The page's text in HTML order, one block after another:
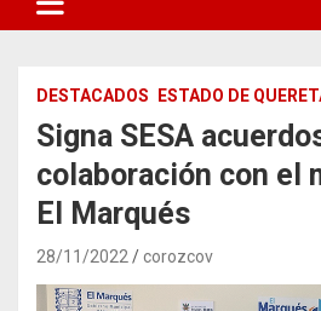
DESTACADOS ESTADO DE
Signa SESA
colaboración con el
El Marqués
28/11/2022 corozcov